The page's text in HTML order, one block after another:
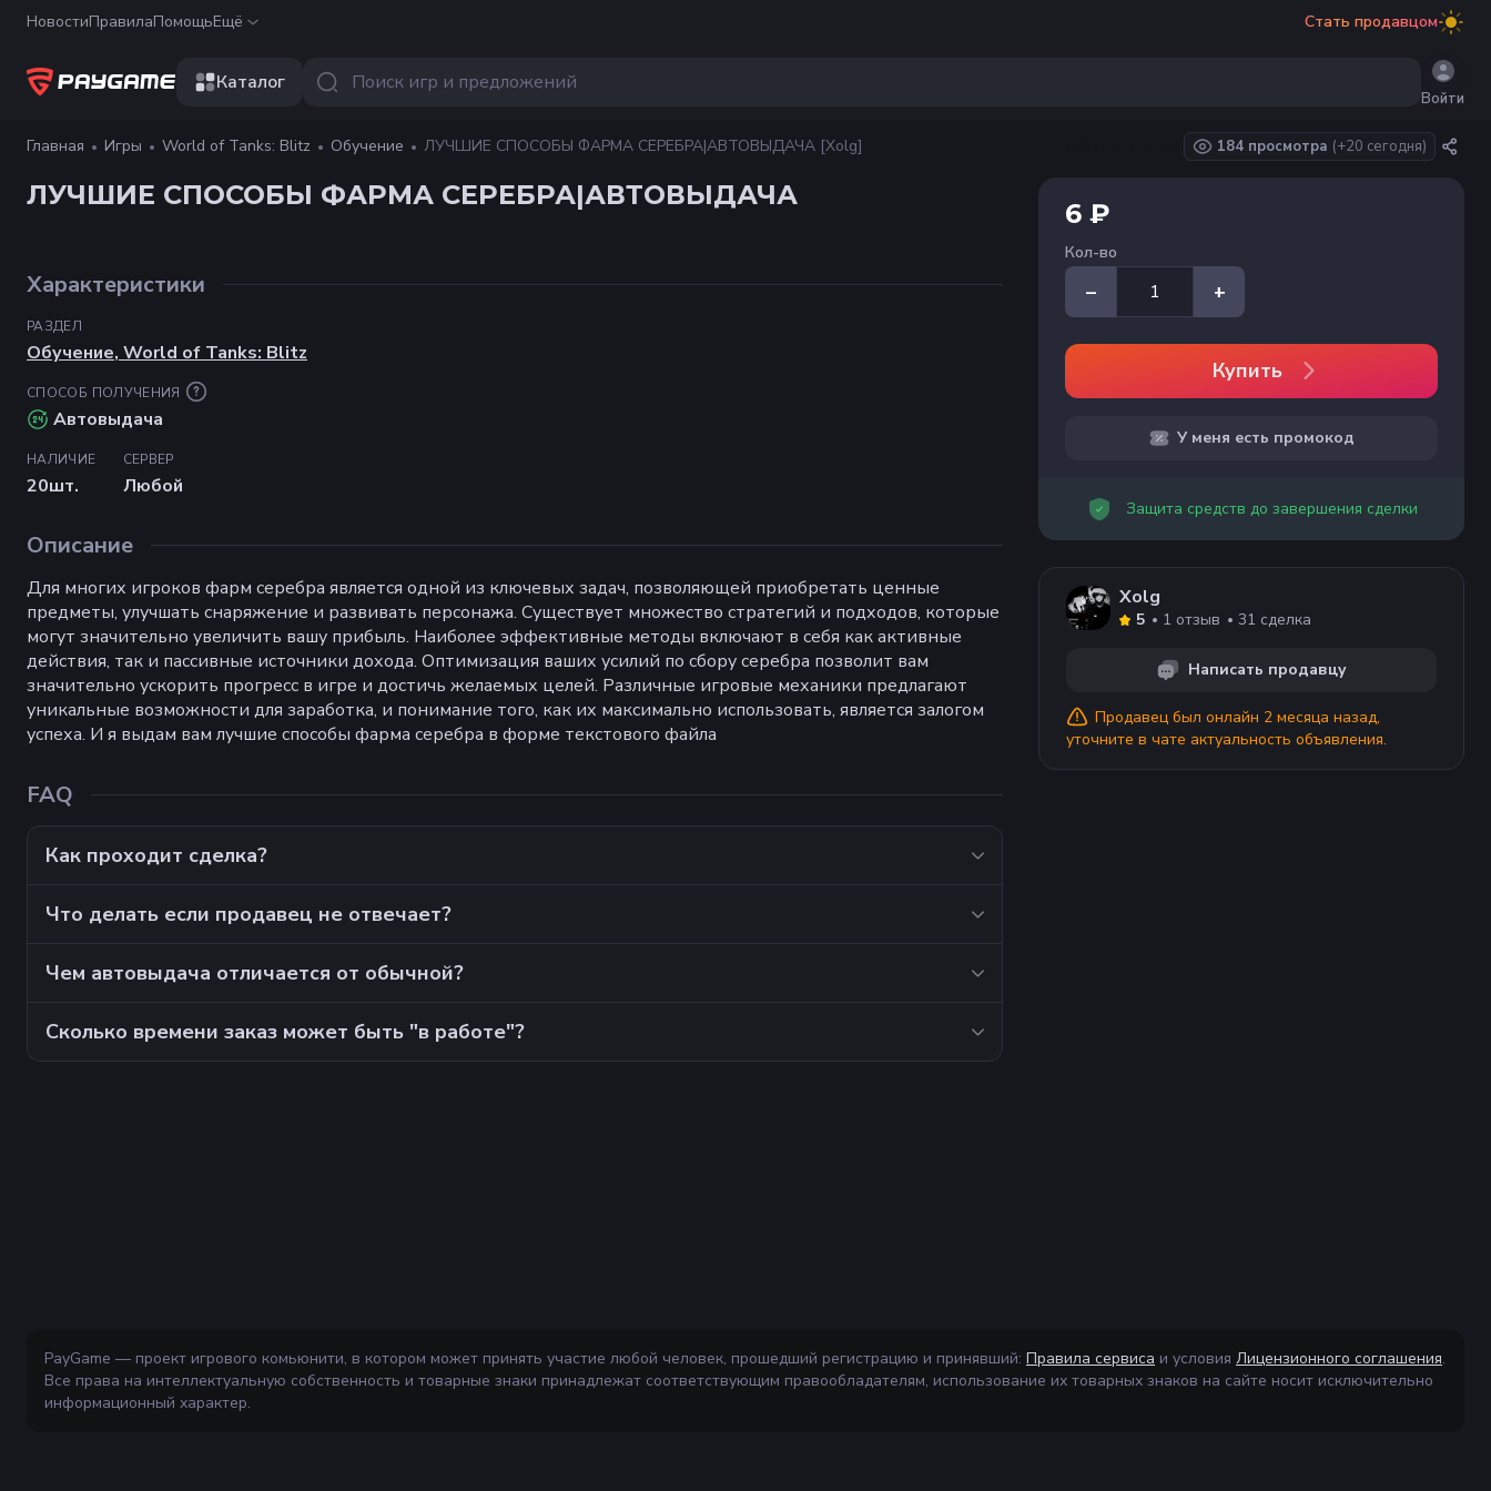
НовостиПравилаПомощьЕщё Стать продавцом
Каталог
Войти
Главная Игры World of Tanks: Blitz Обучение ЛУЧШИЕ СПОСОБЫ ФАРМА СЕРЕБРА|АВТОВЫДАЧА [Xolg] 184 просмотра (+20 сегодня)
ЛУЧШИЕ СПОСОБЫ ФАРМА СЕРЕБРА|АВТОВЫДАЧА
Характеристики
РАЗДЕЛ
Обучение, World of Tanks: Blitz
СПОСОБ ПОЛУЧЕНИЯ
Автовыдача
НАЛИЧИЕ
20шт.
СЕРВЕР
Любой
Описание
Для многих игроков фарм серебра является одной из ключевых задач, позволяющей приобретать ценные
предметы, улучшать снаряжение и развивать персонажа. Существует множество стратегий и подходов, которые
могут значительно увеличить вашу прибыль. Наиболее эффективные методы включают в себя как активные
действия, так и пассивные источники дохода. Оптимизация ваших усилий по сбору серебра позволит вам
значительно ускорить прогресс в игре и достичь желаемых целей. Различные игровые механики предлагают
уникальные возможности для заработка, и понимание того, как их максимально использовать, является залогом
успеха. И я выдам вам лучшие способы фарма серебра в форме текстового файла
FAQ
Как проходит сделка?
Что делать если продавец не отвечает?
Чем автовыдача отличается от обычной?
Сколько времени заказ может быть "в работе"?
6 ₽
Кол-во
– +
Купить
У меня есть промокод
Защита средств до завершения сделки
Xolg
5 1 отзыв 31 сделка
Написать продавцу
Продавец был онлайн 2 месяца назад,
уточните в чате актуальность объявления.
PayGame — проект игрового комьюнити, в котором может принять участие любой человек, прошедший регистрацию и принявший: Правила сервиса и условия Лицензионного соглашения.
Все права на интеллектуальную собственность и товарные знаки принадлежат соответствующим правообладателям, использование их товарных знаков на сайте носит исключительно
информационный характер.